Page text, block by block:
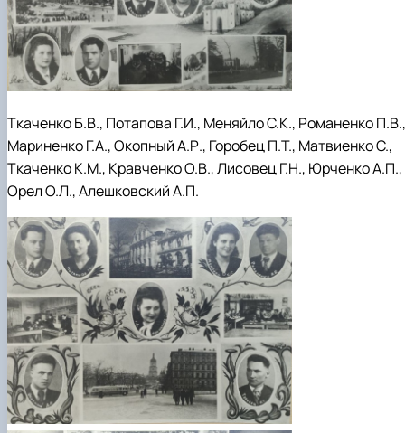
Ткаченко Б.В., Потапова Г.И., Меняйло С.К., Романенко П.В.,
Мариненко Г.А., Окопный А.Р., Горобец П.Т., Матвиенко С.,
Ткаченко К.М., Кравченко О.В., Лисовец Г.Н., Юрченко А.П.,
Орел О.Л., Алешковский А.П.